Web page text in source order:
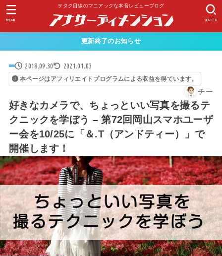
ヲタク目線のマニアックな本音レビューブログ
SEARCH
MENU
更新終了のお知らせ
2018.09.30 2021.01.03
本ページはアフィリエイトプログラムによる収益を得ています。
チー
好きなカメラで、ちょっといい写真を撮るテ
クニックを学ぼう – 第72回岡山スマホユーザ
ー会を10/25に「＆.T（アンドティー）」で
開催します！